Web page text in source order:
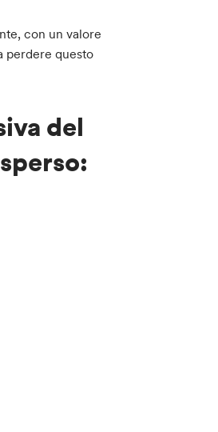
con un valore
perdere questo
del